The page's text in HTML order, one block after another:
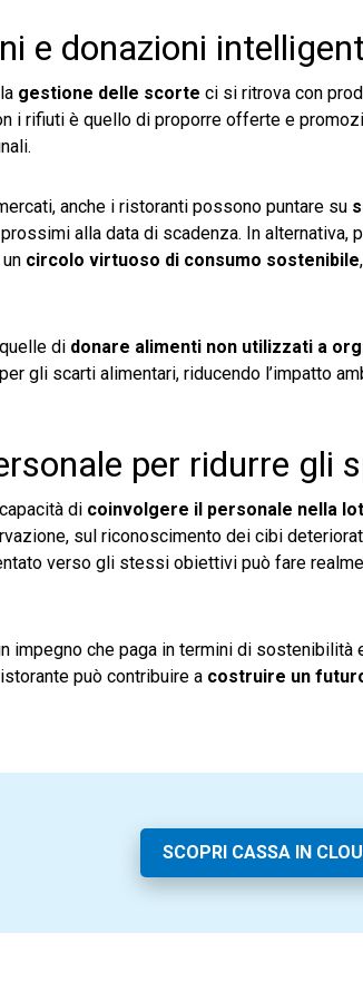
e donazioni
gestione delle scorte ci si ritrova con
i rifiuti è quello di proporre offerte e
anche i ristoranti possono puntare su
alla data di scadenza. In
circolo virtuoso di consumo sostenibile
di donare alimenti non utilizzati a
gli scarti alimentari, riducendo l’impatto
per ridurre gli
di coinvolgere il personale nella
sul riconoscimento dei cibi
verso gli stessi obiettivi può fare
impegno che paga in termini di
può contribuire a costruire un
SCOPRI CASSA IN